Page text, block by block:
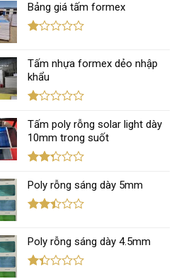
xếp
hạng
2.67
Bảng giá tấm formex
hạng
1.12
5
sao
Tấm nhựa formex dẻo nhập
khẩu
xếp
hạng
5
Tấm poly rỗng solar light dày
10mm trong suốt
xếp
hạng
2.31
Poly rỗng sáng dày 5mm
hạng
2.41
5 sao
Poly rỗng sáng dày 4.5mm